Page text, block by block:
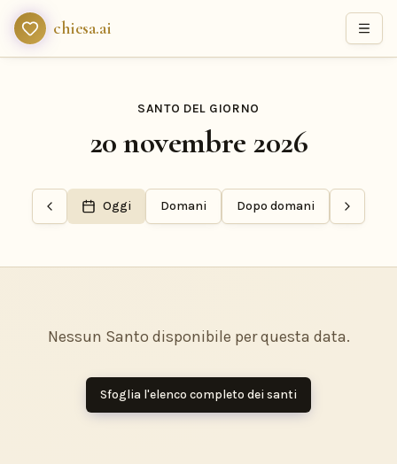
chiesa.ai
SANTO DEL GIORNO
20 novembre 2026
Oggi Domani Dopo domani
Nessun Santo disponibile per questa data.
Sfoglia l'elenco completo dei santi